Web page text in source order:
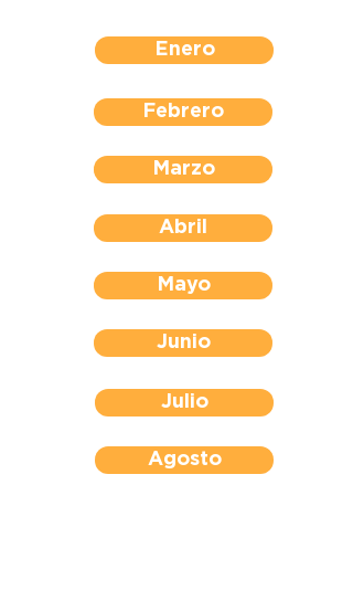
Enero
Febrero
Marzo
Abril
Mayo
Junio
Julio
Agosto